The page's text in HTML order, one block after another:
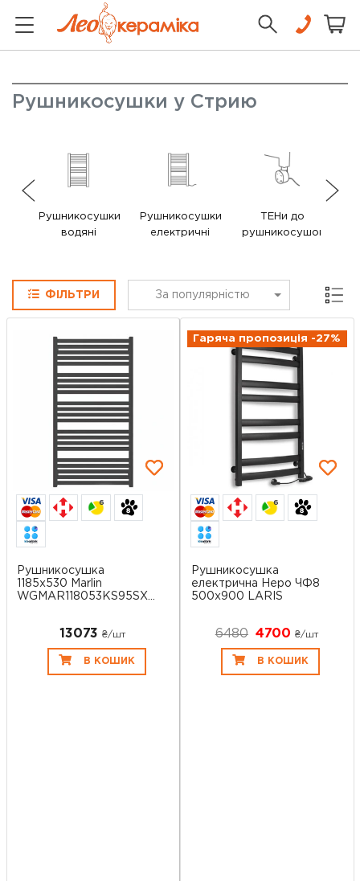
Рушникосушки у Стрию
Рушникосушки
водяні
Рушникосушки
електричні
ТЕНи до
рушникосушок
ФІЛЬТРИ За популярністю Сітка
6
Рушникосушка
1185x530 Marlin
WGMAR118053KS95SX
13073 ₴/шт
В КОШИК
Гаряча пропозиція -27%
6
Рушникосушка
електрична Неро ЧФ8
500x900 LARIS
6480 4700 ₴/шт
В КОШИК